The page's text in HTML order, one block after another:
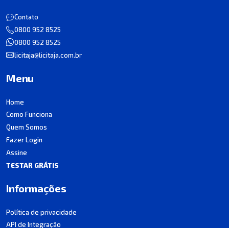
Contato
0800 952 8525
0800 952 8525
licitaja@licitaja.com.br
Menu
Home
Como Funciona
Quem Somos
Fazer Login
Assine
TESTAR GRÁTIS
Informações
Política de privacidade
API de Integração